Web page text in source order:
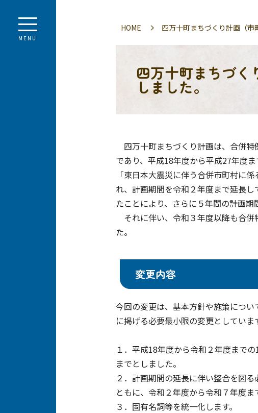
MENU
HOME 四万十町まちづくり計画（市
四万十町まちづく
しました。
四万十町まちづくり計画は、合併
であり、平成18年度から平成27年度
「東日本大震災に伴う合併市町村に
れ、計画期間を令和２年度まで延長
たことにより、さらに５年間の計画期
それに伴い、令和３年度以降も合併
た。
変更内容
今回の変更は、基本方針や施策につ
に掲げる必要最小限の変更としていま
１．平成18年度から令和２年度まで
までとしました。
２．計画期間の延長に伴い整合を図
ともに、令和２年度から令和７年度ま
３．固有名詞等を統一化します。